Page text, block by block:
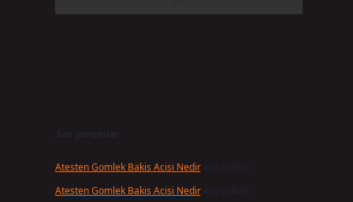
Son yorumlar
Atesten Gomlek Bakis Acisi Nediriçin
Atesten Gomlek Bakis Acisi Nediriçin